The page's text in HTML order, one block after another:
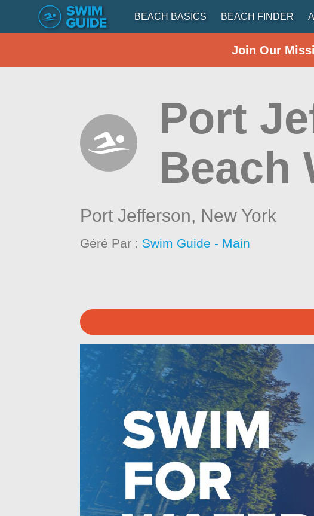
BEACH BASICS BEACH FINDER
Join Our
Port
Beach
Port Jefferson, New York
Géré Par : Swim Guide - Main